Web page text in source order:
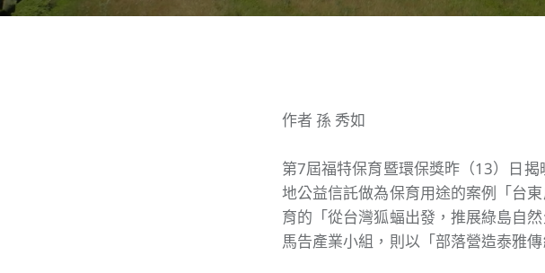
作者 孫 秀如
第7屆福特保育暨環保獎昨（13）日
地公益信託做為保育用途的案例「台
育的「從台灣狐蝠出發，推展綠島自
馬告產業小組，則以「部落營造泰雅